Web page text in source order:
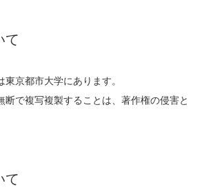
て
京都市大学にあります。
断で複写複製することは、著作権の侵害と
て